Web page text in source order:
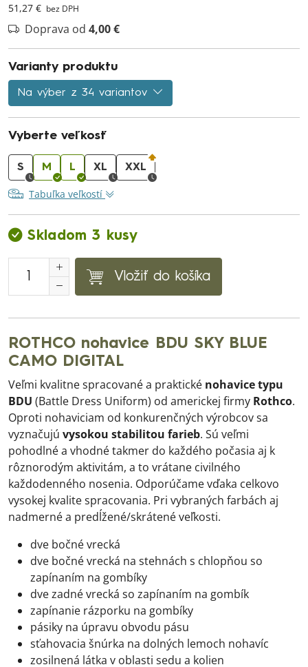
51,27 € bez DPH
Doprava od 4,00 €
Varianty produktu
Na výber z 34 variantov
Vyberte veľkosť
S M L XL XXL
Tabuľka veľkostí
Skladom 3 kusy
Vložiť do košíka
ROTHCO nohavice BDU SKY BLUE
CAMO DIGITAL
Veľmi kvalitne spracované a praktické nohavice typu
BDU (Battle Dress Uniform) od americkej firmy Rothco.
Oproti nohaviciam od konkurenčných výrobcov sa
vyznačujú vysokou stabilitou farieb. Sú veľmi
pohodlné a vhodné takmer do každého počasia aj k
rôznorodým aktivitám, a to vrátane civilného
každodenného nosenia. Odporúčame vďaka celkovo
vysokej kvalite spracovania. Pri vybraných farbách aj
nadmerné a predĺžené/skrátené veľkosti.
dve bočné vrecká
dve bočné vrecká na stehnách s chlopňou so
zapínaním na gombíky
dve zadné vrecká so zapínaním na gombík
zapínanie rázporku na gombíky
pásiky na úpravu obvodu pásu
sťahovacia šnúrka na dolných lemoch nohavíc
zosilnená látka v oblasti sedu a kolien